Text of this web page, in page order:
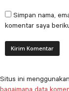
Simpan nama,
komentar saya
Situs ini
bagaimana data